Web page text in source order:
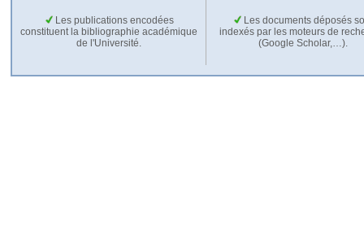
Les publications encodées
constituent la bibliographie académique
de l'Université.
Les documents déposés
indexés par les moteurs de
(Google Scholar,…).